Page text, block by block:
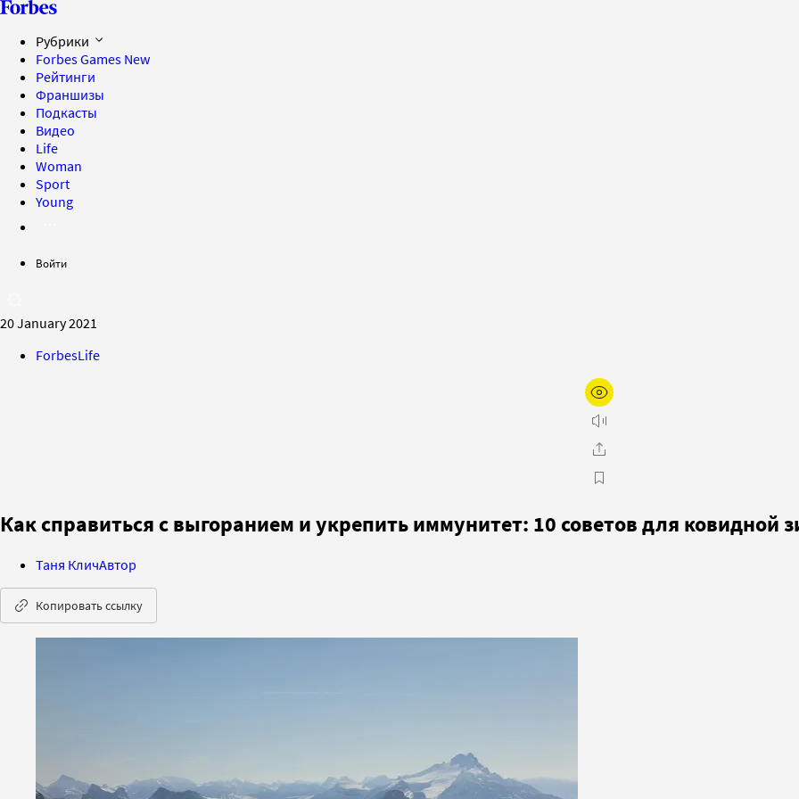
Рубрики
Forbes Games New
Рейтинги
Франшизы
Подкасты
Видео
Life
Woman
Sport
Young
Войти
20 January 2021
ForbesLife
Как справиться с выгоранием и укрепить иммунитет: 10 советов для ковидной
Таня КличАвтор
Копировать ссылку